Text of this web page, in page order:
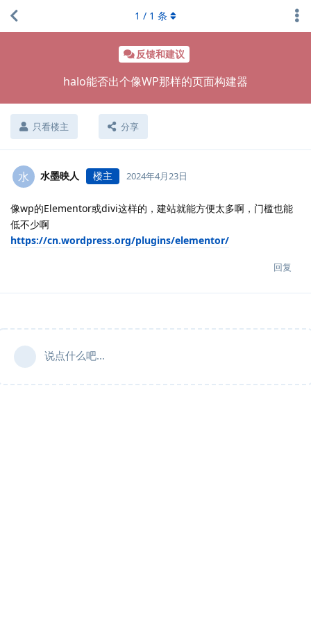
反馈和建议
halo能否出个像WP那样的页面构建器
只看楼主 分享
1 / 1 条
水 水墨映人 楼主 2024年4月23日
像wp的Elementor或divi这样的，建站就能方便太多啊，门槛也能
低不少啊
https://cn.wordpress.org/plugins/elementor/
回复
说点什么吧...